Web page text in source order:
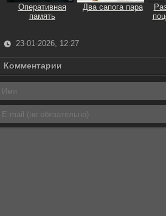
Оперативная
память
Два сапога пара
23-01-2026, 12:27
Комментарии